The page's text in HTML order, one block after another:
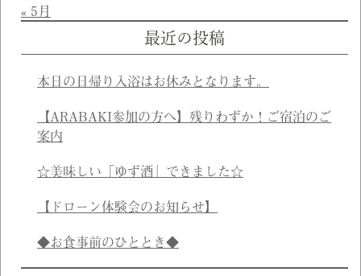
« 5月
最近の投稿
本日の日帰り入浴はお休みとなります。
【ARABAKI参加の方へ】残りわずか！ご宿泊のご
案内
☆美味しい「ゆず酒」できました☆
【ドローン体験会のお知らせ】
◆お食事前のひととき◆